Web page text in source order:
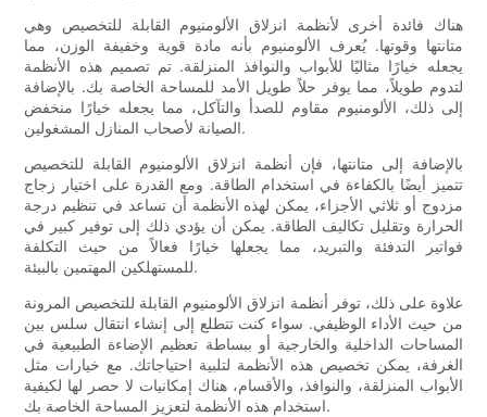
هناك فائدة أخرى لأنظمة انزلاق الألومنيوم القابلة للتخصيص وهي
متانتها وقوتها. يُعرف الألومنيوم بأنه مادة قوية وخفيفة الوزن، مما
يجعله خيارًا مثاليًا للأبواب والنوافذ المنزلقة. تم تصميم هذه الأنظمة
لتدوم طويلاً، مما يوفر حلاً طويل الأمد للمساحة الخاصة بك. بالإضافة
إلى ذلك، الألومنيوم مقاوم للصدأ والتآكل، مما يجعله خيارًا منخفض
الصيانة لأصحاب المنازل المشغولين.
بالإضافة إلى متانتها، فإن أنظمة انزلاق الألومنيوم القابلة للتخصيص
تتميز أيضًا بالكفاءة في استخدام الطاقة. ومع القدرة على اختيار زجاج
مزدوج أو ثلاثي الأجزاء، يمكن لهذه الأنظمة أن تساعد في تنظيم درجة
الحرارة وتقليل تكاليف الطاقة. يمكن أن يؤدي ذلك إلى توفير كبير في
فواتير التدفئة والتبريد، مما يجعلها خيارًا فعالاً من حيث التكلفة
للمستهلكين المهتمين بالبيئة.
علاوة على ذلك، توفر أنظمة انزلاق الألومنيوم القابلة للتخصيص المرونة
من حيث الأداء الوظيفي. سواء كنت تتطلع إلى إنشاء انتقال سلس بين
المساحات الداخلية والخارجية أو ببساطة تعظيم الإضاءة الطبيعية في
الغرفة، يمكن تخصيص هذه الأنظمة لتلبية احتياجاتك. مع خيارات مثل
الأبواب المنزلقة، والنوافذ، والأقسام، هناك إمكانيات لا حصر لها لكيفية
استخدام هذه الأنظمة لتعزيز المساحة الخاصة بك.